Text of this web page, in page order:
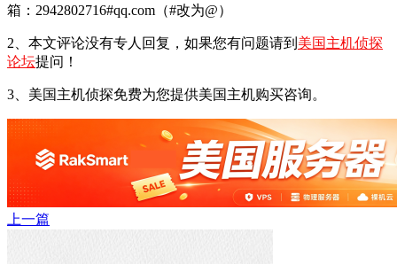
箱：2942802716#qq.com（#改为@）
2、本文评论没有专人回复，如果您有问题请到 美国主机侦探
论坛提问！
3、美国主机侦探免费为您提供美国主机购买咨询。
上一篇